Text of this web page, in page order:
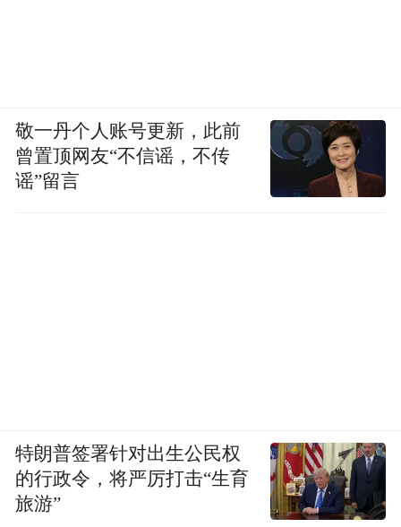
敬一丹个人账号更新，此前
曾置顶网友“不信谣，不传
谣”留言
特朗普签署针对出生公民权
的行政令，将严厉打击“生育
旅游”